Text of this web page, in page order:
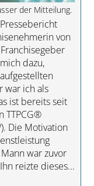
der Mitteilung.
von
dazu,
war ich als
ist bereits seit
TTPCG®
Die Motivation
war zuvor
reizte dieses...